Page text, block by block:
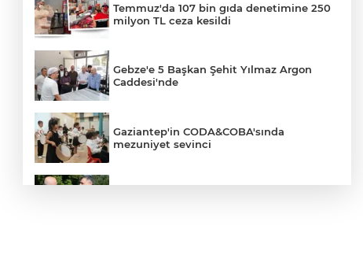
Temmuz'da 107 bin gıda denetimine 250
milyon TL ceza kesildi
Gebze'e 5 Başkan Şehit Yılmaz Argon
Caddesi'nde
Gaziantep'in CODA&COBA'sında
mezuniyet sevinci